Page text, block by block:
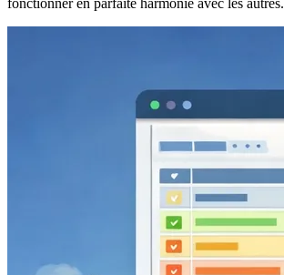
fonctionner en parfaite harmonie avec les autres.